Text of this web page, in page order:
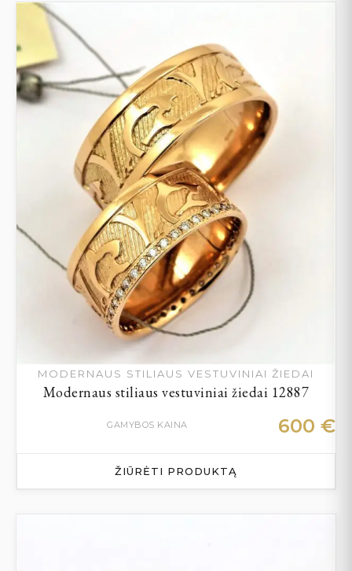
MODERNAUS STILIAUS VESTUVINIAI ŽIEDAI
Modernaus stiliaus vestuviniai žiedai 12887
GAMYBOS KAINA 600 €
ŽIŪRĖTI PRODUKTĄ